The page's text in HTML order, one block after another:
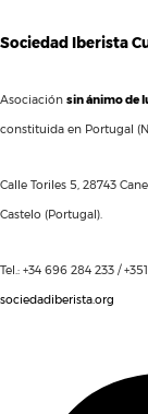
Sociedad Iberista
Asociación sin ánimo de
constituida en Portugal
Calle Toriles 5, 28743
Castelo (Portugal).
Tel.: +34 696 284 233 /
sociedadiberista.org